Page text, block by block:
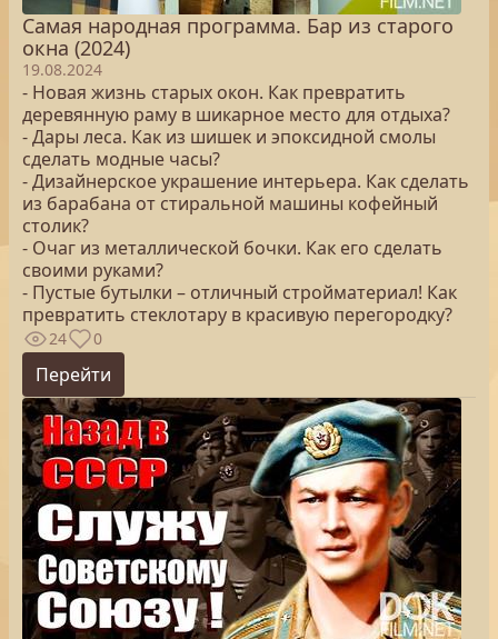
Самая народная программа. Бар из старого
окна (2024)
19.08.2024
- Новая жизнь старых окон. Как превратить
деревянную раму в шикарное место для отдыха?
- Дары леса. Как из шишек и эпоксидной смолы
сделать модные часы?
- Дизайнерское украшение интерьера. Как сделать
из барабана от стиральной машины кофейный
столик?
- Очаг из металлической бочки. Как его сделать
своими руками?
- Пустые бутылки – отличный стройматериал! Как
превратить стеклотару в красивую перегородку?
24 0
Перейти